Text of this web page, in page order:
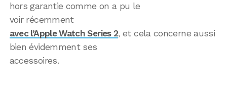
hors garantie comme on a pu le
voir récemment
avec l’Apple Watch Series 2, et cela concerne aussi
bien évidemment ses
accessoires.